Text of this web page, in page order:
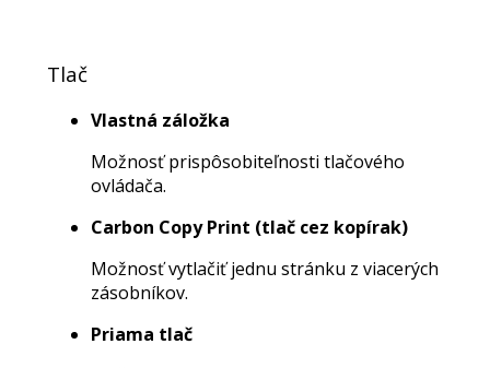
Tlač
Vlastná záložka
Možnosť prispôsobiteľnosti tlačového
ovládača.
Carbon Copy Print (tlač cez kopírak)
Možnosť vytlačiť jednu stránku z viacerých
zásobníkov.
Priama tlač